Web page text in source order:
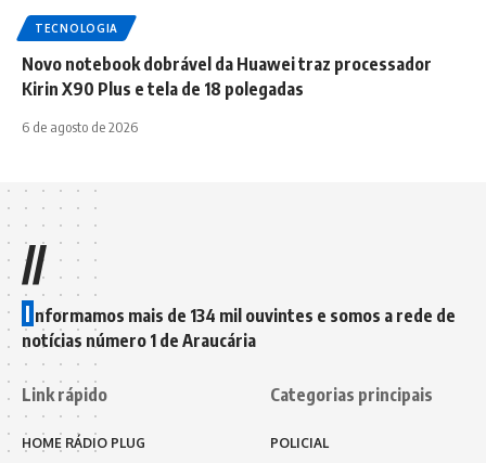
TECNOLOGIA
Novo notebook dobrável da Huawei traz processador
Kirin X90 Plus e tela de 18 polegadas
6 de agosto de 2026
//
I nformamos mais de 134 mil ouvintes e somos a rede de
notícias número 1 de Araucária
Link rápido
HOME RÁDIO PLUG
Categorias principais
POLICIAL